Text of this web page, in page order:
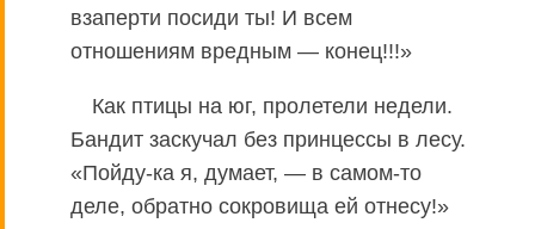
взаперти посиди ты! И всем
отношениям вредным — конец!!!»
Как птицы на юг, пролетели недели.
Бандит заскучал без принцессы в лесу.
«Пойду-ка я, думает, — в самом-то
деле, обратно сокровища ей отнесу!»